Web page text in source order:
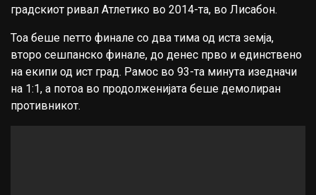
градскиот ривал Атлетико во 2014-та, во Лисабон.
Тоа беше петто финале со два тима од иста земја,
второ сешпанско финале, до денес прво и единствено
на екипи од ист град. Рамос во 93-та минута изедначи
на 1:1, а потоа во продолженијата беше демолиран
противникот.